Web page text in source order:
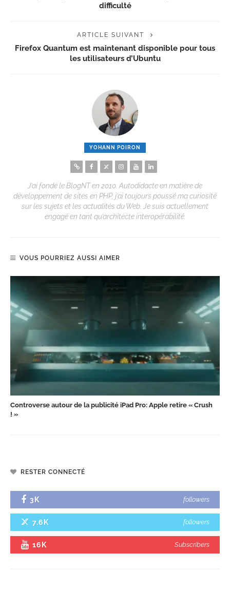
difficulté
ARTICLE SUIVANT
Firefox Quantum est maintenant disponible pour tous
les utilisateurs d’Ubuntu
YOHANN POIRON
J’ai fondé le BlogNT en 2010. Autodidacte en matière de
développement de sites en PHP, j’ai toujours poussé ma curiosité
sur les sujets et les actualités du Web. Je suis actuellement
engagé en tant qu’architecte interopérabilité.
VOUS POURRIEZ AUSSI AIMER
Controverse autour de la publicité iPad Pro: Apple retire « Crush
! »
RESTER CONNECTÉ
3K followers
7.6K followers
16K Subscribers